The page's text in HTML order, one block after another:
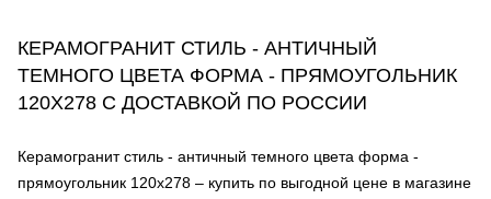
КЕРАМОГРАНИТ СТИЛЬ - АНТИЧНЫЙ
ТЕМНОГО ЦВЕТА ФОРМА - ПРЯМОУГОЛЬНИК
120Х278 С ДОСТАВКОЙ ПО РОССИИ
Керамогранит стиль - античный темного цвета форма -
прямоугольник 120х278 – купить по выгодной цене в магазине